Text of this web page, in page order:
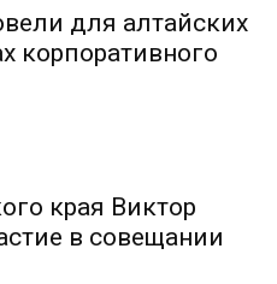
для алтайских
корпоративного
края Виктор
в совещании